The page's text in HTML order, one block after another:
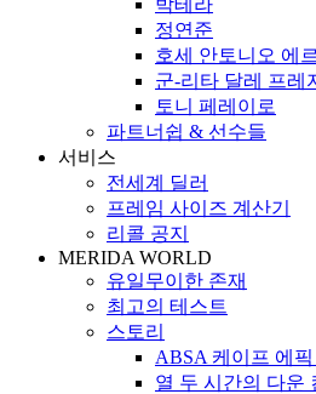
박테라
정연준
호세 안토니오 에
군-리타 달레 프레
토니 페레이로
파트너쉽 & 선수들
서비스
전세계 딜러
프레임 사이즈 계산기
리콜 공지
MERIDA WORLD
유일무이한 존재
최고의 테스트
스토리
ABSA 케이프 에
열 두 시간의 다운